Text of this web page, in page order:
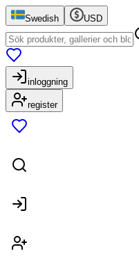
Swedish USD
inloggning
register